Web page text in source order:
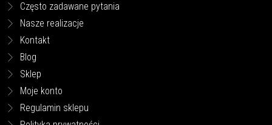
Często zadawane pytania
Nasze realizacje
Kontakt
Blog
Sklep
Moje konto
Regulamin sklepu